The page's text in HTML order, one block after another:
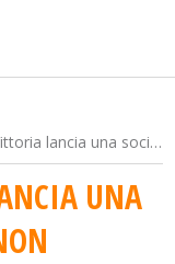
lancia una società per i servizi non assicurativi
UNA